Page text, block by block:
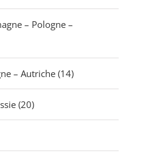
– Pologne –
– Autriche (14)
(20)